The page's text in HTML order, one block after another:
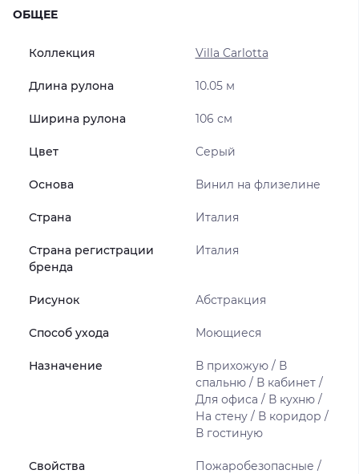
ОБЩЕЕ
Коллекция Villa Carlotta
Длина рулона 10.05 м
Ширина рулона 106 см
Цвет Серый
Основа Винил на флизелине
Страна Италия
Страна регистрации
бренда
Италия
Рисунок Абстракция
Способ ухода Моющиеся
Назначение
В прихожую / В
спальню / В кабинет /
Для офиса / В кухню /
На стену / В коридор /
В гостиную
Свойства
Пожаробезопасные /